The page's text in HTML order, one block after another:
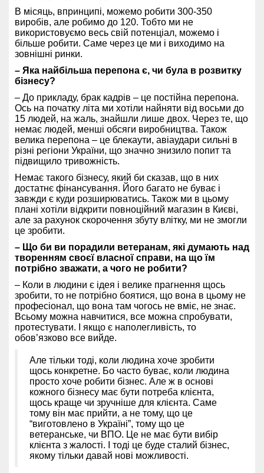
В місяць, впринципі, можемо робити 300-350
виробів, але робимо до 120. Тобто ми не
використовуємо весь свій потенціал, можемо і
більше робити. Саме через це ми і виходимо на
зовнішні ринки.
– Яка найбільша перепона є, чи була в розвитку
бізнесу?
– До прикладу, брак кадрів – це постійна перепона.
Ось на початку літа ми хотіли найняти від восьми до
15 людей, на жаль, знайшли лише двох. Через те, що
немає людей, менші обсяги виробництва. Також
велика перепона – це блекаути, авіаудари сильні в
різні регіони України, що значно знизило попит та
підвищило тривожність.
Немає такого бізнесу, який би сказав, що в них
достатнє фінансування. Його багато не буває і
завжди є куди розширюватись. Також ми в цьому
плані хотіли відкрити повноційний магазин в Києві,
але за рахунок скорочення збуту влітку, ми не змогли
це зробити.
– Що би ви порадили ветеранам, які думають над
творенням своєї власної справи, на що їм
потрібно зважати, а чого не робити?
– Коли в людини є ідея і велике прагнення щось
зробити, то не потрібно боятися, що вона в цьому не
професіонал, що вона там чогось не вміє, не знає.
Всьому можна навчитися, все можна спробувати,
протестувати. І якщо є наполегливість, то
обов’язково все вийде.
Але тільки тоді, коли людина хоче зробити
щось конкретне. Бо часто буває, коли людина
просто хоче робити бізнес. Але ж в основі
кожного бізнесу має бути потреба клієнта,
щось краще чи зручніше для клієнта. Саме
тому він має прийти, а не тому, що це
“виготовлено в Україні”, тому що це
ветеранське, чи ВПО. Це не має бути вибір
клієнта з жалості.
І тоді це буде сталий бізнес,
якому тільки давай нові можливості.